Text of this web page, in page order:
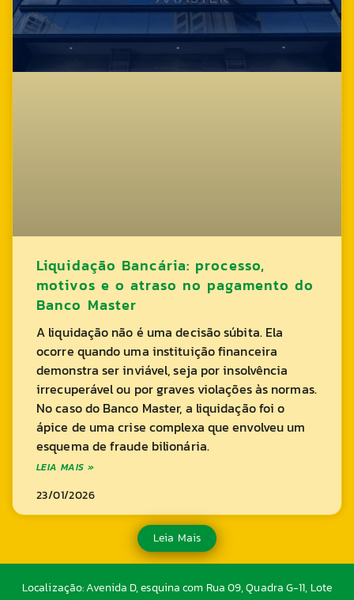
Liquidação Bancária: processo,
motivos e o atraso no pagamento do
Banco Master
A liquidação não é uma decisão súbita. Ela
ocorre quando uma instituição financeira
demonstra ser inviável, seja por insolvência
irrecuperável ou por graves violações às normas.
No caso do Banco Master, a liquidação foi o
ápice de uma crise complexa que envolveu um
esquema de fraude bilionária.
LEIA MAIS »
23/01/2026
Leia Mais
Localização: Avenida D, esquina com Rua 09, Quadra G-11, Lote